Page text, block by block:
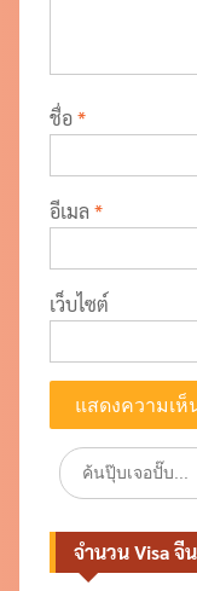
ชื่อ*
อีเมล *
เว็บไซต์
Search
for:
จำนวน Visa จี